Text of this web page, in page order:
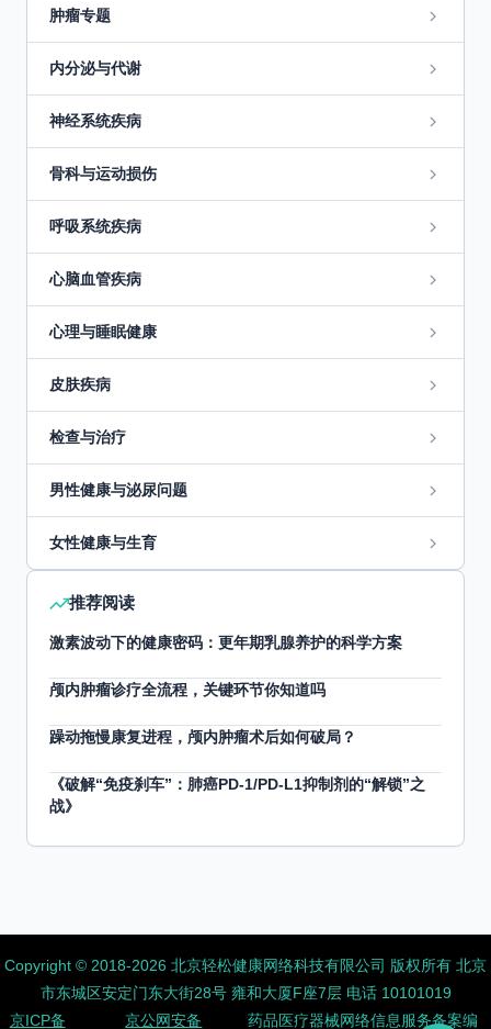
肿瘤专题
内分泌与代谢
神经系统疾病
骨科与运动损伤
呼吸系统疾病
心脑血管疾病
心理与睡眠健康
皮肤疾病
检查与治疗
男性健康与泌尿问题
女性健康与生育
推荐阅读
激素波动下的健康密码：更年期乳腺养护的科学方案
颅内肿瘤诊疗全流程，关键环节你知道吗
躁动拖慢康复进程，颅内肿瘤术后如何破局？
《破解“免疫刹车”：肺癌PD-1/PD-L1抑制剂的“解锁”之
战》
Copyright ©️ 2018-2026 北京轻松健康网络科技有限公司 版权所有 北京
市东城区安定门东大街28号 雍和大厦F座7层 电话 10101019
京ICP备
京公网安备 药品医疗器械网络信息服务备案编